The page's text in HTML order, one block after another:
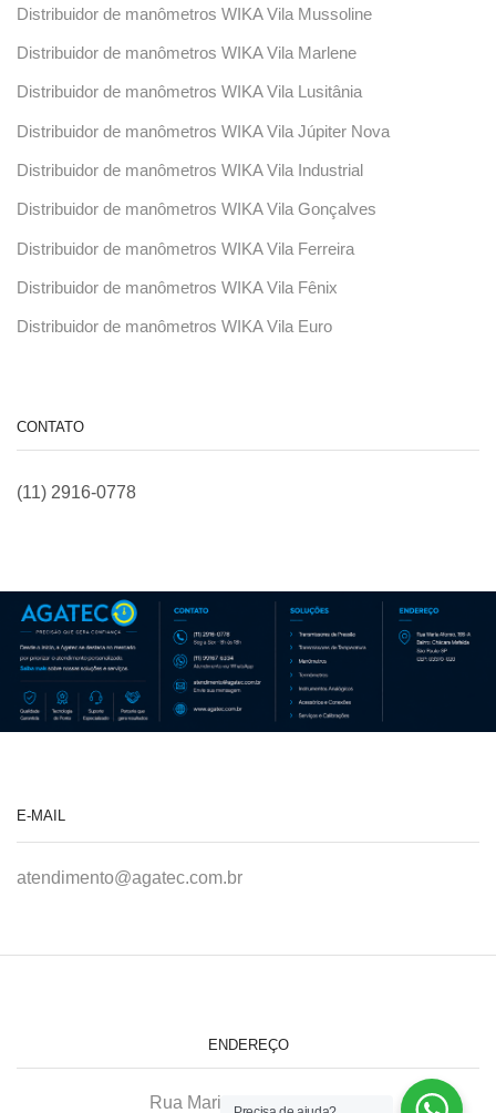
Distribuidor de manômetros WIKA Vila Mussoline
Distribuidor de manômetros WIKA Vila Marlene
Distribuidor de manômetros WIKA Vila Lusitânia
Distribuidor de manômetros WIKA Vila Júpiter Nova
Distribuidor de manômetros WIKA Vila Industrial
Distribuidor de manômetros WIKA Vila Gonçalves
Distribuidor de manômetros WIKA Vila Ferreira
Distribuidor de manômetros WIKA Vila Fênix
Distribuidor de manômetros WIKA Vila Euro
CONTATO
(11) 2916-0778
E-MAIL
atendimento@agatec.com.br
ENDEREÇO
Rua Maria Afonso, 166-A